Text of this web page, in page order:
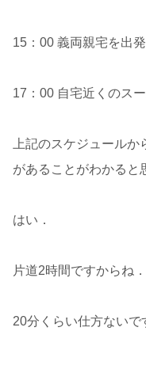
15：00 義両親宅を出発
17：00 自宅近くのス
上記のスケジュール
があることがわかると
はい．
片道2時間ですからね．
20分くらい仕方ない